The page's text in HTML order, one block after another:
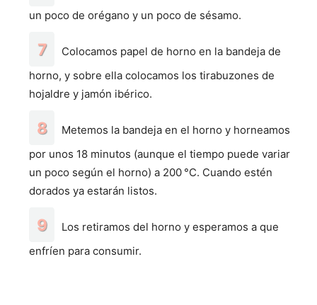
un poco de orégano y un poco de sésamo.
Colocamos papel de horno en la bandeja de
horno, y sobre ella colocamos los tirabuzones de
hojaldre y jamón ibérico.
Metemos la bandeja en el horno y horneamos
por unos 18 minutos (aunque el tiempo puede variar
un poco según el horno) a 200 °C. Cuando estén
dorados ya estarán listos.
Los retiramos del horno y esperamos a que
enfríen para consumir.